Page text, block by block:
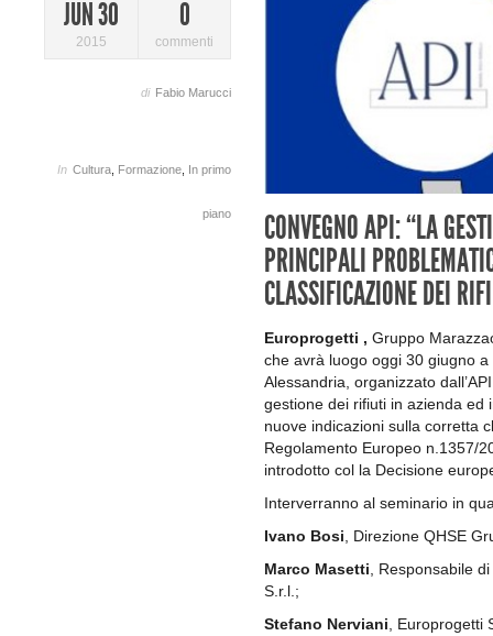
JUN 30
2015
0
commenti
di Fabio Marucci
In Cultura Formazione In primo
piano
CONVEGNO API: “LA
PRINCIPALI
CLASSIFICAZIONE DEI
Europrogetti , Gruppo
che avrà luogo oggi 30 giugno a
Alessandria, organizzato
gestione dei rifiuti in azienda
nuove indicazioni sulla corretta
Regolamento Europeo n.1357/
introdotto col la Decisione
Interverranno al seminario in
Ivano Bosi , Direzione QHSE
Marco Masetti , Responsabile
S.r.l.;
Stefano Nerviani ,